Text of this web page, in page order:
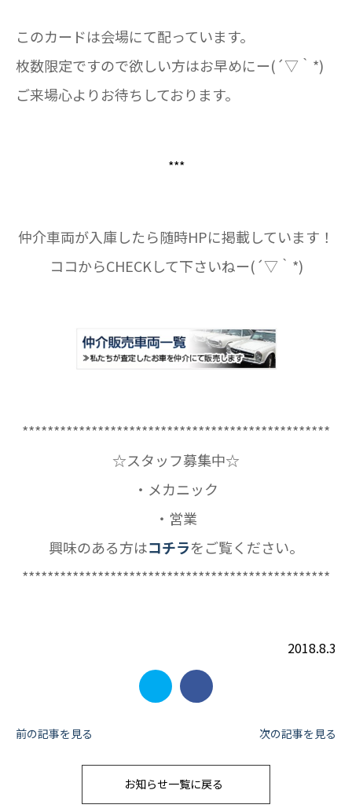
このカードは会場にて配っています。
枚数限定ですので欲しい方はお早めにー(´▽｀*)
ご来場心よりお待ちしております。
***
仲介車両が入庫したら随時HPに掲載しています！
ココからCHECKして下さいねー(´▽｀*)
*************************************************
☆スタッフ募集中☆
・メカニック
・営業
興味のある方はコチラをご覧ください。
*************************************************
2018.8.3
投
前の記事を見る 次の記事を見る
お知らせ一覧に戻る